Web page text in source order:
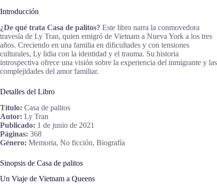
Introducción
¿De qué trata Casa de palitos? Este libro narra la conmovedora
travesía de Ly Tran, quien emigró de Vietnam a Nueva York a los tres
años. Creciendo en una familia en dificultades y con tensiones
culturales, Ly lidia con la identidad y el trauma. Su historia
introspectiva ofrece una visión sobre la experiencia del inmigrante y las
complejidades del amor familiar.
Detalles del Libro
Título: Casa de palitos
Autor: Ly Tran
Publicado: 1 de junio de 2021
Páginas: 368
Género: Memoria, No ficción, Biografía
Sinopsis de Casa de palitos
Un Viaje de Vietnam a Queens